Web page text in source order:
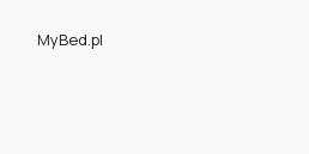
MyBed.pl